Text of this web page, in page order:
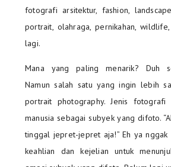
fotografi arsitektur, fashion,
portrait, olahraga, pernikahan,
lagi.
Mana yang paling menarik? Duh
Namun salah satu yang ingin lebih
portrait photography. Jenis
manusia sebagai subyek yang difoto.
tinggal jepret-jepret aja!” Eh ya
keahlian dan kejelian untuk